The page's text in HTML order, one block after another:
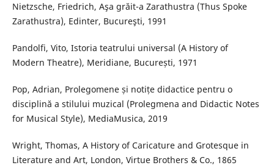
Nietzsche, Friedrich, Aşa grăit-a Zarathustra (Thus Spoke
Zarathustra), Edinter, Bucureşti, 1991
Pandolfi, Vito, Istoria teatrului universal (A History of
Modern Theatre), Meridiane, București, 1971
Pop, Adrian, Prolegomene și notițe didactice pentru o
disciplină a stilului muzical (Prolegmena and Didactic Notes
for Musical Style), MediaMusica, 2019
Wright, Thomas, A History of Caricature and Grotesque in
Literature and Art, London, Virtue Brothers & Co., 1865